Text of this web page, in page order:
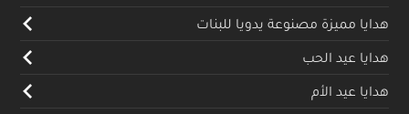
هدايا مميزة مصنوعة يدويا للبنات
هدايا عيد الحب
هدايا عيد الأم